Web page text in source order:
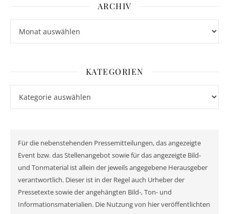
ARCHIV
KATEGORIEN
Für die nebenstehenden Pressemitteilungen, das angezeigte
Event bzw. das Stellenangebot sowie für das angezeigte Bild-
und Tonmaterial ist allein der jeweils angegebene Herausgeber
verantwortlich. Dieser ist in der Regel auch Urheber der
Pressetexte sowie der angehängten Bild-, Ton- und
Informationsmaterialien. Die Nutzung von hier veröffentlichten